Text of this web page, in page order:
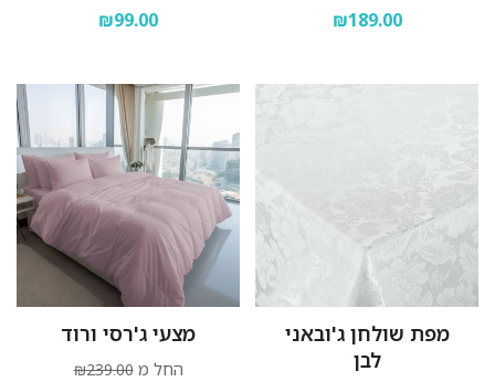
₪189.00
₪99.00
מפת שולחן ג'ובאני
לבן
מצעי ג'רסי ורוד
החל מ ₪239.00